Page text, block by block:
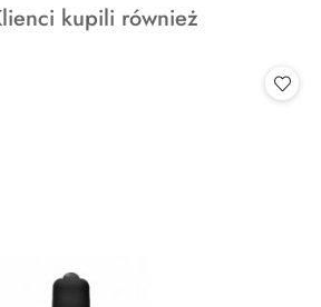
kupili również